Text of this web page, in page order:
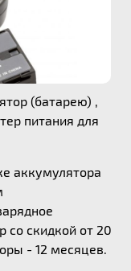
(батарею) ,
питания для
аккумулятора
со скидкой от 20
- 12 месяцев.